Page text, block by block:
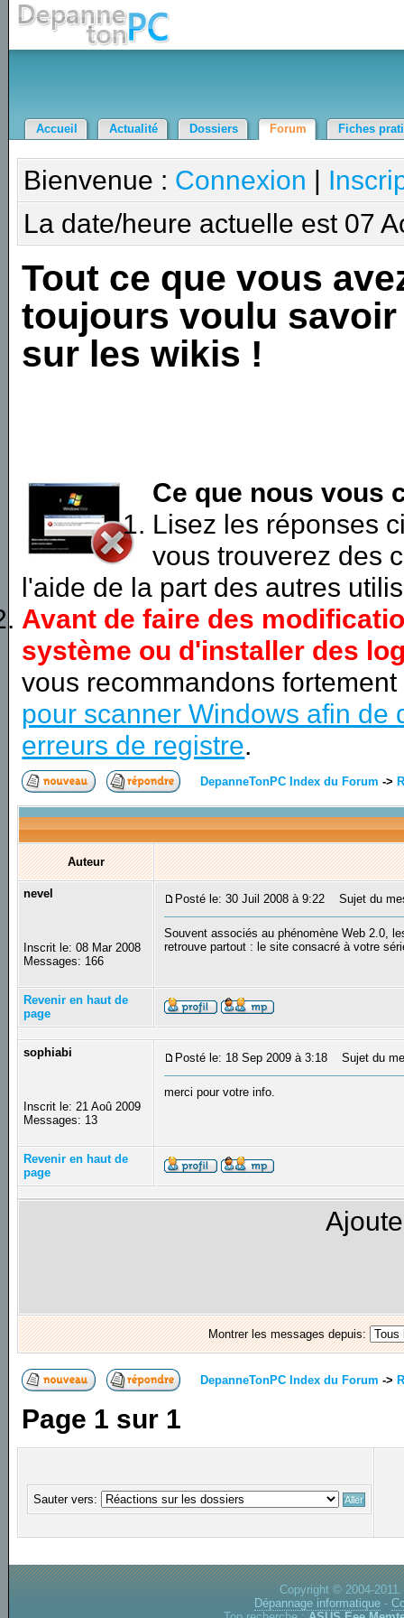
Accueil Actualité Dossiers Forum Fiches
Bienvenue : Connexion |
La date/heure actuelle est 07
Tout ce que vous
toujours voulu savoir
sur les wikis !
Ce que nous vous
Lisez les réponses
vous trouverez des
l'aide de la part des autres
Avant de faire des
système ou d'installer des
vous recommandons
pour scanner Windows afin de
erreurs de registre.
DepanneTonPC Index du Forum ->
Auteur
nevel
Inscrit le: 08 Mar 2008
Messages: 166
Posté le: 30 Juil 2008 à 9:22 Sujet du
Souvent associés au phénomène Web 2.0,
retrouve partout : le site consacré à votre
Revenir en haut de
page
sophiabi
Inscrit le: 21 Aoû 2009
Messages: 13
Posté le: 18 Sep 2009 à 3:18 Sujet du
merci pour votre info.
Revenir en haut de
page
Montrer les messages depuis:
DepanneTonPC Index du Forum ->
Page 1 sur 1
Sauter vers:
Copyright © 2004-
Dépannage informatique -